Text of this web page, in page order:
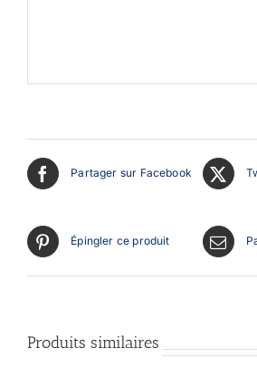
Partager sur Facebook
Épingler ce produit
Produits similaires